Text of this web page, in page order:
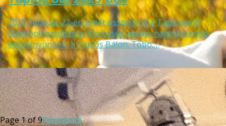
2025. február 22-én ismét összegyűlt a Tápiómenti
Nagyboldogasszony Közösség apraja-nagyja évnyitó
eseményünkön, a Tápiós Bálon. Több,…
Page 1 of 9Következő